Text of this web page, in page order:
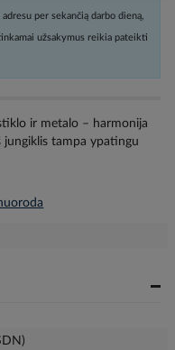
per sekančią darbo dieną,
užsakymus reikia pateikti
ir metalo – harmonija
jungiklis tampa ypatingu